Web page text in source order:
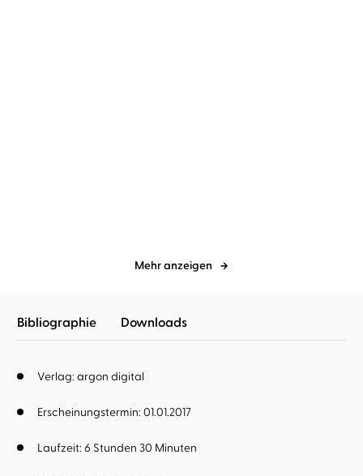
Mehr anzeigen
Bibliographie Downloads
Verlag: argon digital
Erscheinungstermin: 01.01.2017
Laufzeit: 6 Stunden 30 Minuten